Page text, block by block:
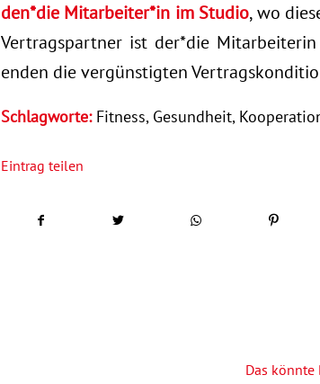
den*die Mitarbeiter*in im Studio, wo
Vertragspartner ist der*die
enden die vergünstigten
Schlagworte: Fitness, Gesundheit,
Eintrag teilen
Das könnte